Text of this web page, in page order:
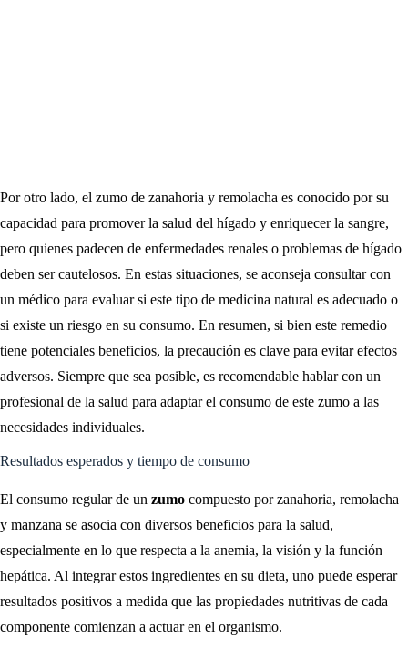
Por otro lado, el zumo de zanahoria y remolacha es conocido por su
capacidad para promover la salud del hígado y enriquecer la sangre,
pero quienes padecen de enfermedades renales o problemas de hígado
deben ser cautelosos. En estas situaciones, se aconseja consultar con
un médico para evaluar si este tipo de medicina natural es adecuado o
si existe un riesgo en su consumo. En resumen, si bien este remedio
tiene potenciales beneficios, la precaución es clave para evitar efectos
adversos. Siempre que sea posible, es recomendable hablar con un
profesional de la salud para adaptar el consumo de este zumo a las
necesidades individuales.
Resultados esperados y tiempo de consumo
El consumo regular de un zumo compuesto por zanahoria, remolacha
y manzana se asocia con diversos beneficios para la salud,
especialmente en lo que respecta a la anemia, la visión y la función
hepática. Al integrar estos ingredientes en su dieta, uno puede esperar
resultados positivos a medida que las propiedades nutritivas de cada
componente comienzan a actuar en el organismo.